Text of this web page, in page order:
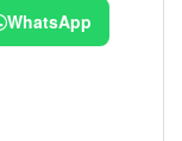
WhatsApp